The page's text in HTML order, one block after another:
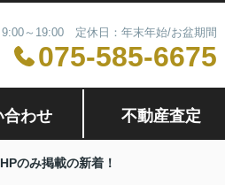
～19:00 定休日：年末年始/お盆期間
075-585-6675
合わせ 不動産査定
のみ掲載の新着！